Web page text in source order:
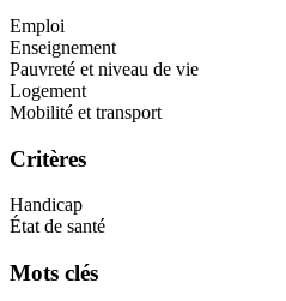
Emploi
Enseignement
Pauvreté et niveau de vie
Logement
Mobilité et transport
Critères
Handicap
État de santé
Mots clés